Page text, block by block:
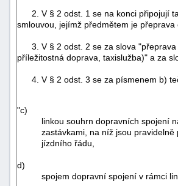
2. V § 2 odst. 1 se na konci připojují
smlouvou, jejímž předmětem je přeprava
3. V § 2 odst. 2 se za slova "přeprava
příležitostná doprava, taxislužba)" a za
4. V § 2 odst. 3 se za písmenem b)
"c)
linkou souhrn dopravních spojení
zastávkami, na níž jsou
jízdního řádu,
d)
spojem dopravní spojení v rámci